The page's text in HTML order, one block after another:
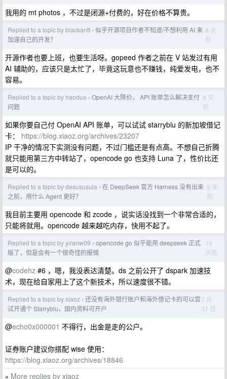
我用的 mt photos ，不过是闭源+付费的，好在价格不算贵。
Replied to a topic by blackantt › 似乎开源项目作者不知道/不想利用 AI 来
加速自己的开发？
8 天
前
开源作者也要上班，也要生活呀。gopeed 作者之前在 V 站发过有用
AI 辅助的，应该只是太忙了，毕竟这玩意也不赚钱，纯爱发电，也不
容易。
Replied to a topic by haoduo › OpenAI 大降价， API 账单怎么解决支付
问题
8 天
前
如果你要自己付 OpenAI API 账单，可以试试 starryblu 的新加坡借记
卡： https://blog.xiaoz.org/archives/23207
IP 干净的情况下实测没有问题，不过门槛还是有点高。不想自己折腾
就只能用第三方中转站了，opencode go 也支持 Luna 了，性价比还
是可以的。
Replied to a topic by desususula › 在 DeepSeek 官方 Harness 没有出来
之前，用什么 Agent 更好？
9 天
前
我目前主要用 opencode 和 zcode ，说实话没找到一个非常合适的，
只能将就用。opencode 越来越吃内存，快用不起了。
Replied to a topic by yiranw09 › opencode go 似乎能用 deepseek 正式
版了，但是会有一个很奇怪的报错
10
天前
@codehz #6 ，嗯，我没表达清楚。ds 之前公开了 dspark 加速技
术，现在给自家用上了这个新技术，所以速度很不错。
Replied to a topic by xiaoz › 还没有海外银行账户和海外借记卡的可以尝
试开通个 Starryblu，国内资料可开户
7 月
31 日
@echo0x000001 不得行，出金是走的公户。
证券账户建议你搭配 wise 使用：
https://blog.xiaoz.org/archives/18846
» More replies by xiaoz